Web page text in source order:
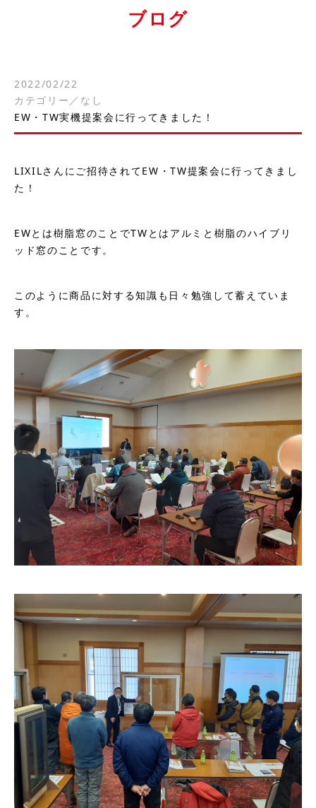
ブログ
2022/02/22
カテゴリー／ なし
EW・TW実機提案会に行ってきました！
LIXILさんにご招待されてEW・TW提案会に行ってきまし
た！
EWとは樹脂窓のことでTWとはアルミと樹脂のハイブリ
ッド窓のことです。
このように商品に対する知識も日々勉強して蓄えていま
す。